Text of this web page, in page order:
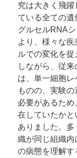
究は大きく飛
ている全ての
グルセルRNA
より、様々な
ルでの変化を
しながら、従
は、単一細胞
ものの、実験
必要があるた
在していたか
ありました。
織が同じ組織内
の病態を理解す